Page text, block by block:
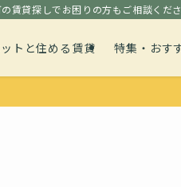
賃貸探しでお困りの方もご相談くださ
トと住める賃貸 特集・おす